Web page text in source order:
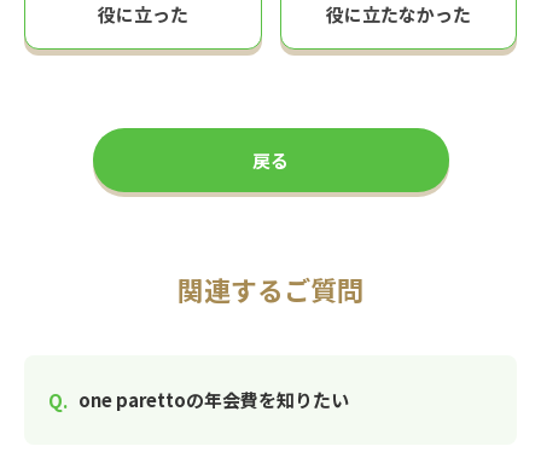
役に立った 役に立たなかった
戻る
関連するご質問
one parettoの年会費を知りたい